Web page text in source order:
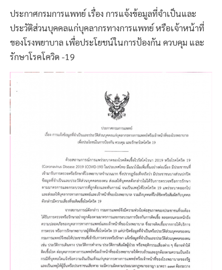
ประกาศกรมการแพทย์ เรื่อง การแจ้งข้อมูลที่จำเป็นและ
ประวัติส่วนบุคคลแก่บุคลากรทางการแพทย์ หรือเจ้าหน้าที่
ของโรงพยาบาล เพื่อประโยชน์ในการป้องกัน ควบคุม และ
รักษาโรคโควิด -19